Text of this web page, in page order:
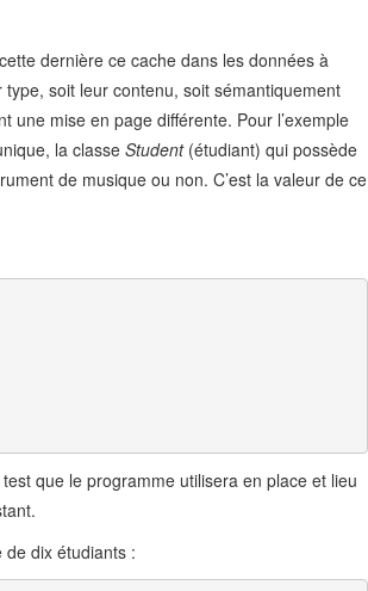
dernière ce cache dans les données à
soit leur contenu, soit sémantiquement
une mise en page différente. Pour l’exemple
la classe Student(étudiant) qui possède
de musique ou non. C’est la valeur de ce
que le programme utilisera en place et lieu
dix étudiants :